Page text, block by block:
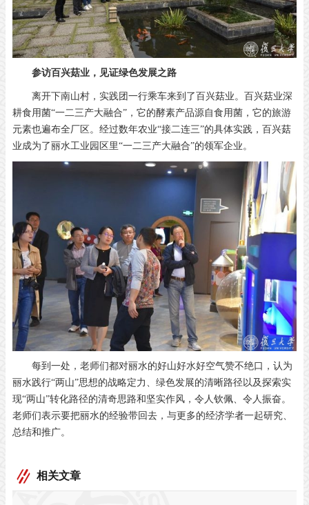
参访百兴菇业，见证绿色发展之路
离开下南山村，实践团一行乘车来到了百兴菇业。百兴菇业深
耕食用菌“一二三产大融合”，它的酵素产品源自食用菌，它的旅游
元素也遍布全厂区。经过数年农业“接二连三”的具体实践，百兴菇
业成为了丽水工业园区里“一二三产大融合”的领军企业。
每到一处，老师们都对丽水的好山好水好空气赞不绝口，认为
丽水践行“两山”思想的战略定力、绿色发展的清晰路径以及探索实
现“两山”转化路径的清奇思路和坚实作风，令人钦佩、令人振奋。
老师们表示要把丽水的经验带回去，与更多的经济学者一起研究、
总结和推广。
相关文章